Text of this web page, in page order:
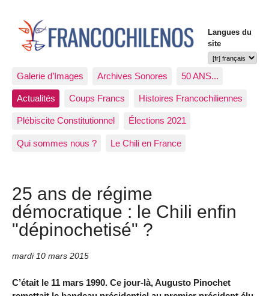
Langues du
site
Galerie d’Images Archives Sonores 50 ANS...
Actualités Coups Francs Histoires Francochiliennes
Plébiscite Constitutionnel Élections 2021
Qui sommes nous ? Le Chili en France
25 ans de régime
démocratique : le Chili enfin
"dépinochetisé" ?
mardi 10 mars 2015
C’était le 11 mars 1990. Ce jour-là, Augusto Pinochet